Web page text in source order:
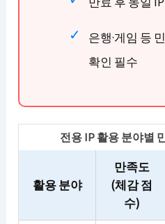
은행·게임 등
확인 필수
전용 IP 활용 분야별
활용 분야
만족도
(체감 점
수)